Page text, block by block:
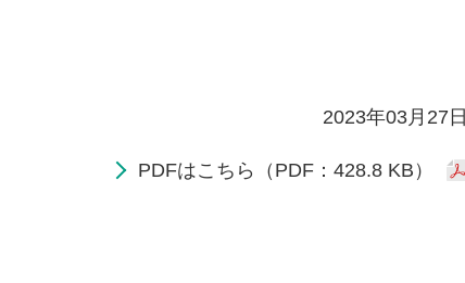
2023年03月27日
PDFはこちら（PDF：428.8 KB）